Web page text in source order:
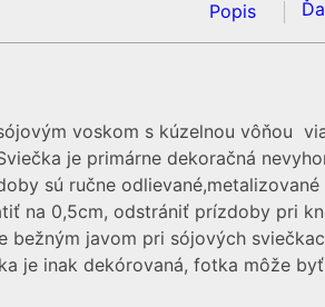
Popis
voskom s kúzelnou vôňou
je primárne dekoračná
sú ručne
na 0,5cm, odstrániť prízdoby pri
bežným javom pri sójových
je inak dekórovaná, fotka môže